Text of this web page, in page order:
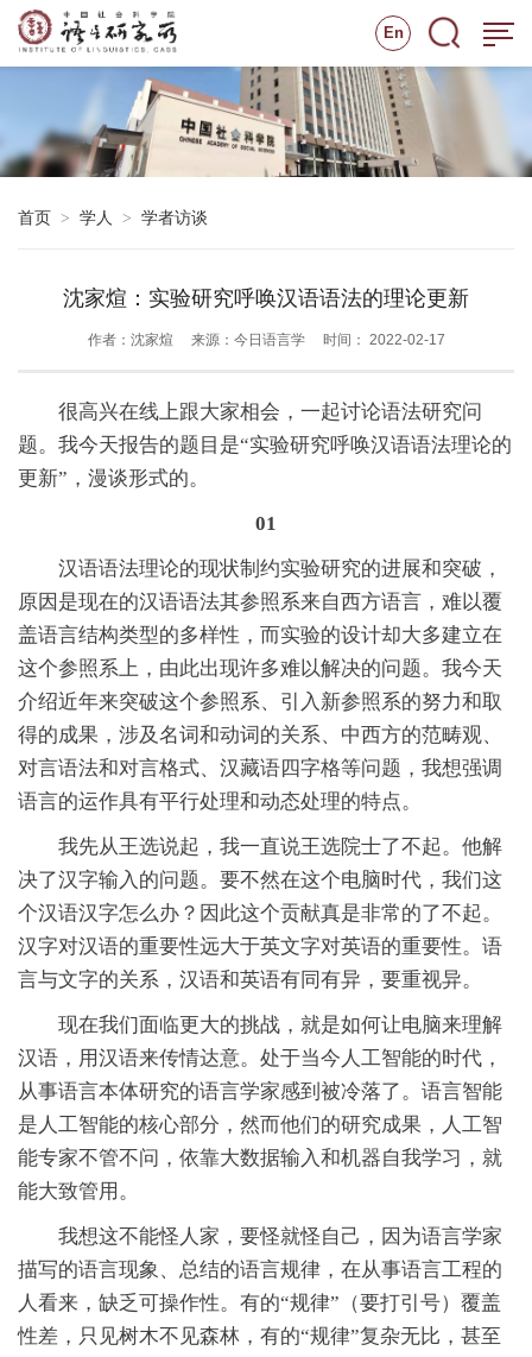
En
首页 > 学人 > 学者访谈
沈家煊：实验研究呼唤汉语语法的理论更新
作者：沈家煊 来源：今日语言学 时间： 2022-02-17
很高兴在线上跟大家相会，一起讨论语法研究问
题。我今天报告的题目是“实验研究呼唤汉语语法理论的
更新”，漫谈形式的。
01
汉语语法理论的现状制约实验研究的进展和突破，
原因是现在的汉语语法其参照系来自西方语言，难以覆
盖语言结构类型的多样性，而实验的设计却大多建立在
这个参照系上，由此出现许多难以解决的问题。我今天
介绍近年来突破这个参照系、引入新参照系的努力和取
得的成果，涉及名词和动词的关系、中西方的范畴观、
对言语法和对言格式、汉藏语四字格等问题，我想强调
语言的运作具有平行处理和动态处理的特点。
我先从王选说起，我一直说王选院士了不起。他解
决了汉字输入的问题。要不然在这个电脑时代，我们这
个汉语汉字怎么办？因此这个贡献真是非常的了不起。
汉字对汉语的重要性远大于英文字对英语的重要性。语
言与文字的关系，汉语和英语有同有异，要重视异。
现在我们面临更大的挑战，就是如何让电脑来理解
汉语，用汉语来传情达意。处于当今人工智能的时代，
从事语言本体研究的语言学家感到被冷落了。语言智能
是人工智能的核心部分，然而他们的研究成果，人工智
能专家不管不问，依靠大数据输入和机器自我学习，就
能大致管用。
我想这不能怪人家，要怪就怪自己，因为语言学家
描写的语言现象、总结的语言规律，在从事语言工程的
人看来，缺乏可操作性。有的“规律”（要打引号）覆盖
性差，只见树木不见森林，有的“规律”复杂无比，甚至